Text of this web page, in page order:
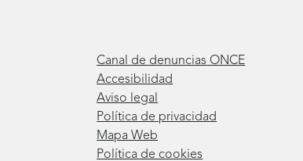
Canal de denuncias ONCE
Accesibilidad
Aviso legal
Política de privacidad
Mapa Web
Política de cookies